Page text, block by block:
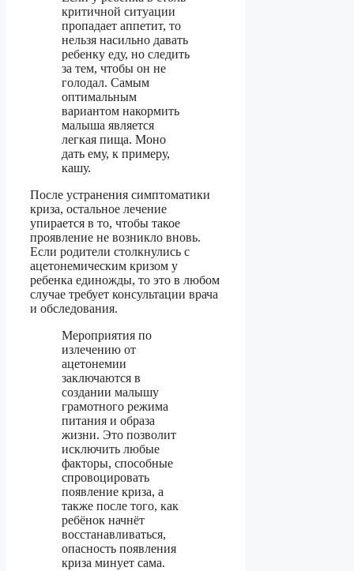
критичной ситуации
пропадает аппетит, то
нельзя насильно давать
ребенку еду, но следить
за тем, чтобы он не
голодал. Самым
оптимальным
вариантом накормить
малыша является
легкая пища. Моно
дать ему, к примеру,
кашу.
После устранения симптоматики
криза, остальное лечение
упирается в то, чтобы такое
проявление не возникло вновь.
Если родители столкнулись с
ацетонемическим кризом у
ребенка единожды, то это в любом
случае требует консультации врача
и обследования.
Мероприятия по
излечению от
ацетонемии
заключаются в
создании малышу
грамотного режима
питания и образа
жизни. Это позволит
исключить любые
факторы, способные
спровоцировать
появление криза, а
также после того, как
ребёнок начнёт
восстанавливаться,
опасность появления
криза минует сама.